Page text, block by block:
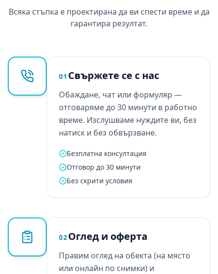
Всяка стъпка е проектирана да ви спести време и да
гарантира резултат.
01 Свържете се с нас
Обаждане, чат или формуляр —
отговаряме до 30 минути в работно
време. Изслушваме нуждите ви, без
натиск и без обвързване.
Безплатна консултация
Отговор до 30 минути
Без скрити условия
02Оглед и оферта
Правим оглед на обекта (на място
или онлайн по снимки) и